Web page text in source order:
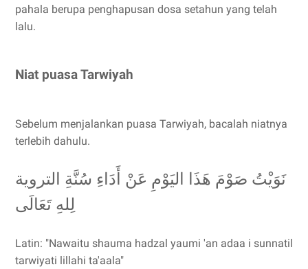
pahala berupa penghapusan dosa setahun yang telah
lalu.
Niat puasa Tarwiyah
Sebelum menjalankan puasa Tarwiyah, bacalah niatnya
terlebih dahulu.
نَوَيْتُ صَوْمَ هَذَا اليَوْمِ عَنْ أَدَاءِ سُنَّةِ التروية
لِلهِ تَعَالَى
Latin: "Nawaitu shauma hadzal yaumi 'an adaa i sunnatil
tarwiyati lillahi ta'aala"